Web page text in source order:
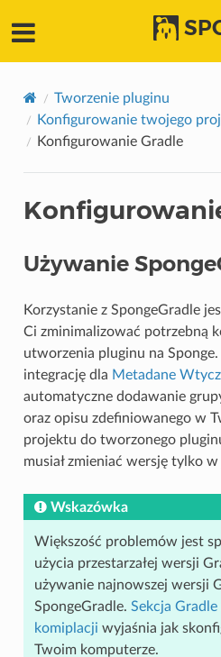
Tworzenie pluginu
Konfigurowanie twojego
Konfigurowanie Gradle
Używanie
Korzystanie z SpongeGradle
Ci zminimalizować potrzebną
utworzenia pluginu na
integrację dla Metadane
automatyczne dodawanie
oraz opisu zdefiniowanego w
projektu do tworzonego
musiał zmieniać wersję tylko
Wskazówka
Większość problemów jest
użycia przestarzałej wersji
używanie najnowszej wersji
SpongeGradle. Sekcja
komiplacji wyjaśnia jak
Twoim komputerze.